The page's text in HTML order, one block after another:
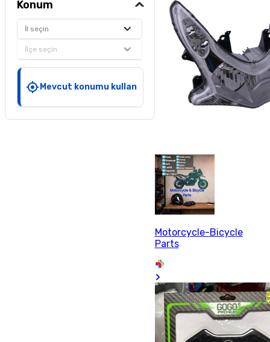
Konum
İl seçin
İlçe seçin
Mevcut konumu kullan
Motorcycle-Bicycle
Parts